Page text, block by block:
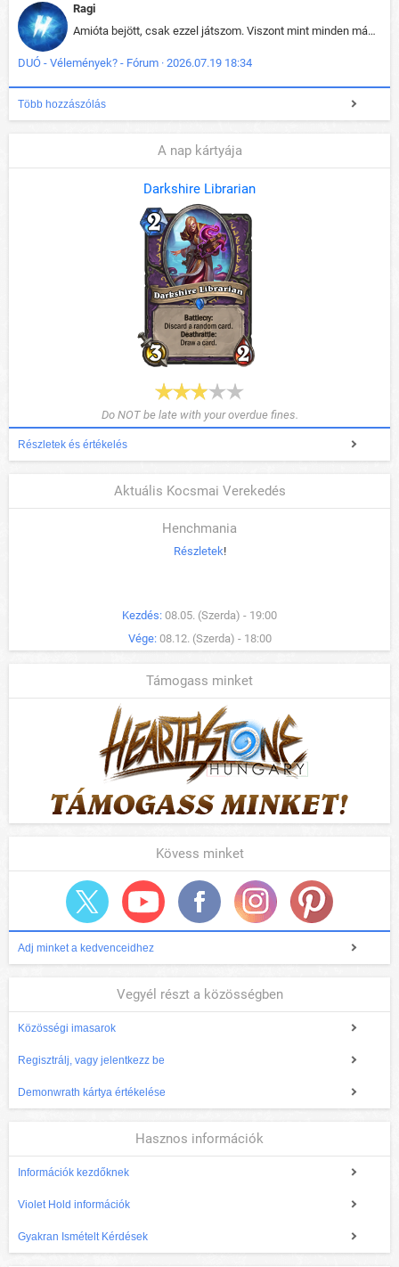
Ragi
Amióta bejött, csak ezzel játszom. Viszont mint minden más - akár az alapjáték is, ez is baromira összetett lett. Néha már pár kör után is esélytelen az egész. Vagy irreállisan túltápol valaki, vagy lelép a partner, vagy csak hülye mint a segg. És amikor eljönne az én időm, na akkor jön el mindenki másé is. Engem jobban érdekelne, hogy ki milyen ratingen szokott játszani. Na ez lenne egy érdekes adat.
DUÓ - Vélemények? - Fórum · 2026.07.19 18:34
Több hozzászólás
A nap kártyája
Darkshire Librarian
Do NOT be late with your overdue fines.
Részletek és értékelés
Aktuális Kocsmai Verekedés
Henchmania
Részletek!
Kezdés: 08.05. (Szerda) - 19:00
Vége: 08.12. (Szerda) - 18:00
Támogass minket
Kövess minket
Adj minket a kedvenceidhez
Vegyél részt a közösségben
Közösségi imasarok
Regisztrálj, vagy jelentkezz be
Demonwrath kártya értékelése
Hasznos információk
Információk kezdőknek
Violet Hold információk
Gyakran Ismételt Kérdések